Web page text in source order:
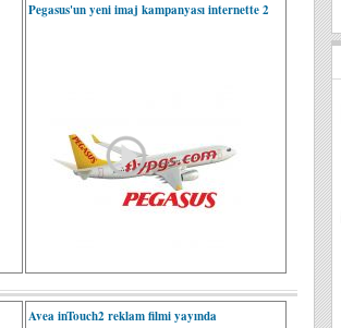
Pegasus'un yeni imaj kampanyası internette 2
Avea inTouch2 reklam filmi yayında